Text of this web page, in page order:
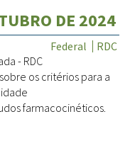
DE 2024
Federal
RDC
- RDC
os critérios para a
farmacocinéticos.